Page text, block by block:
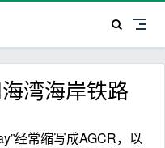
湾海岸铁路
经常缩写成AGCR，以